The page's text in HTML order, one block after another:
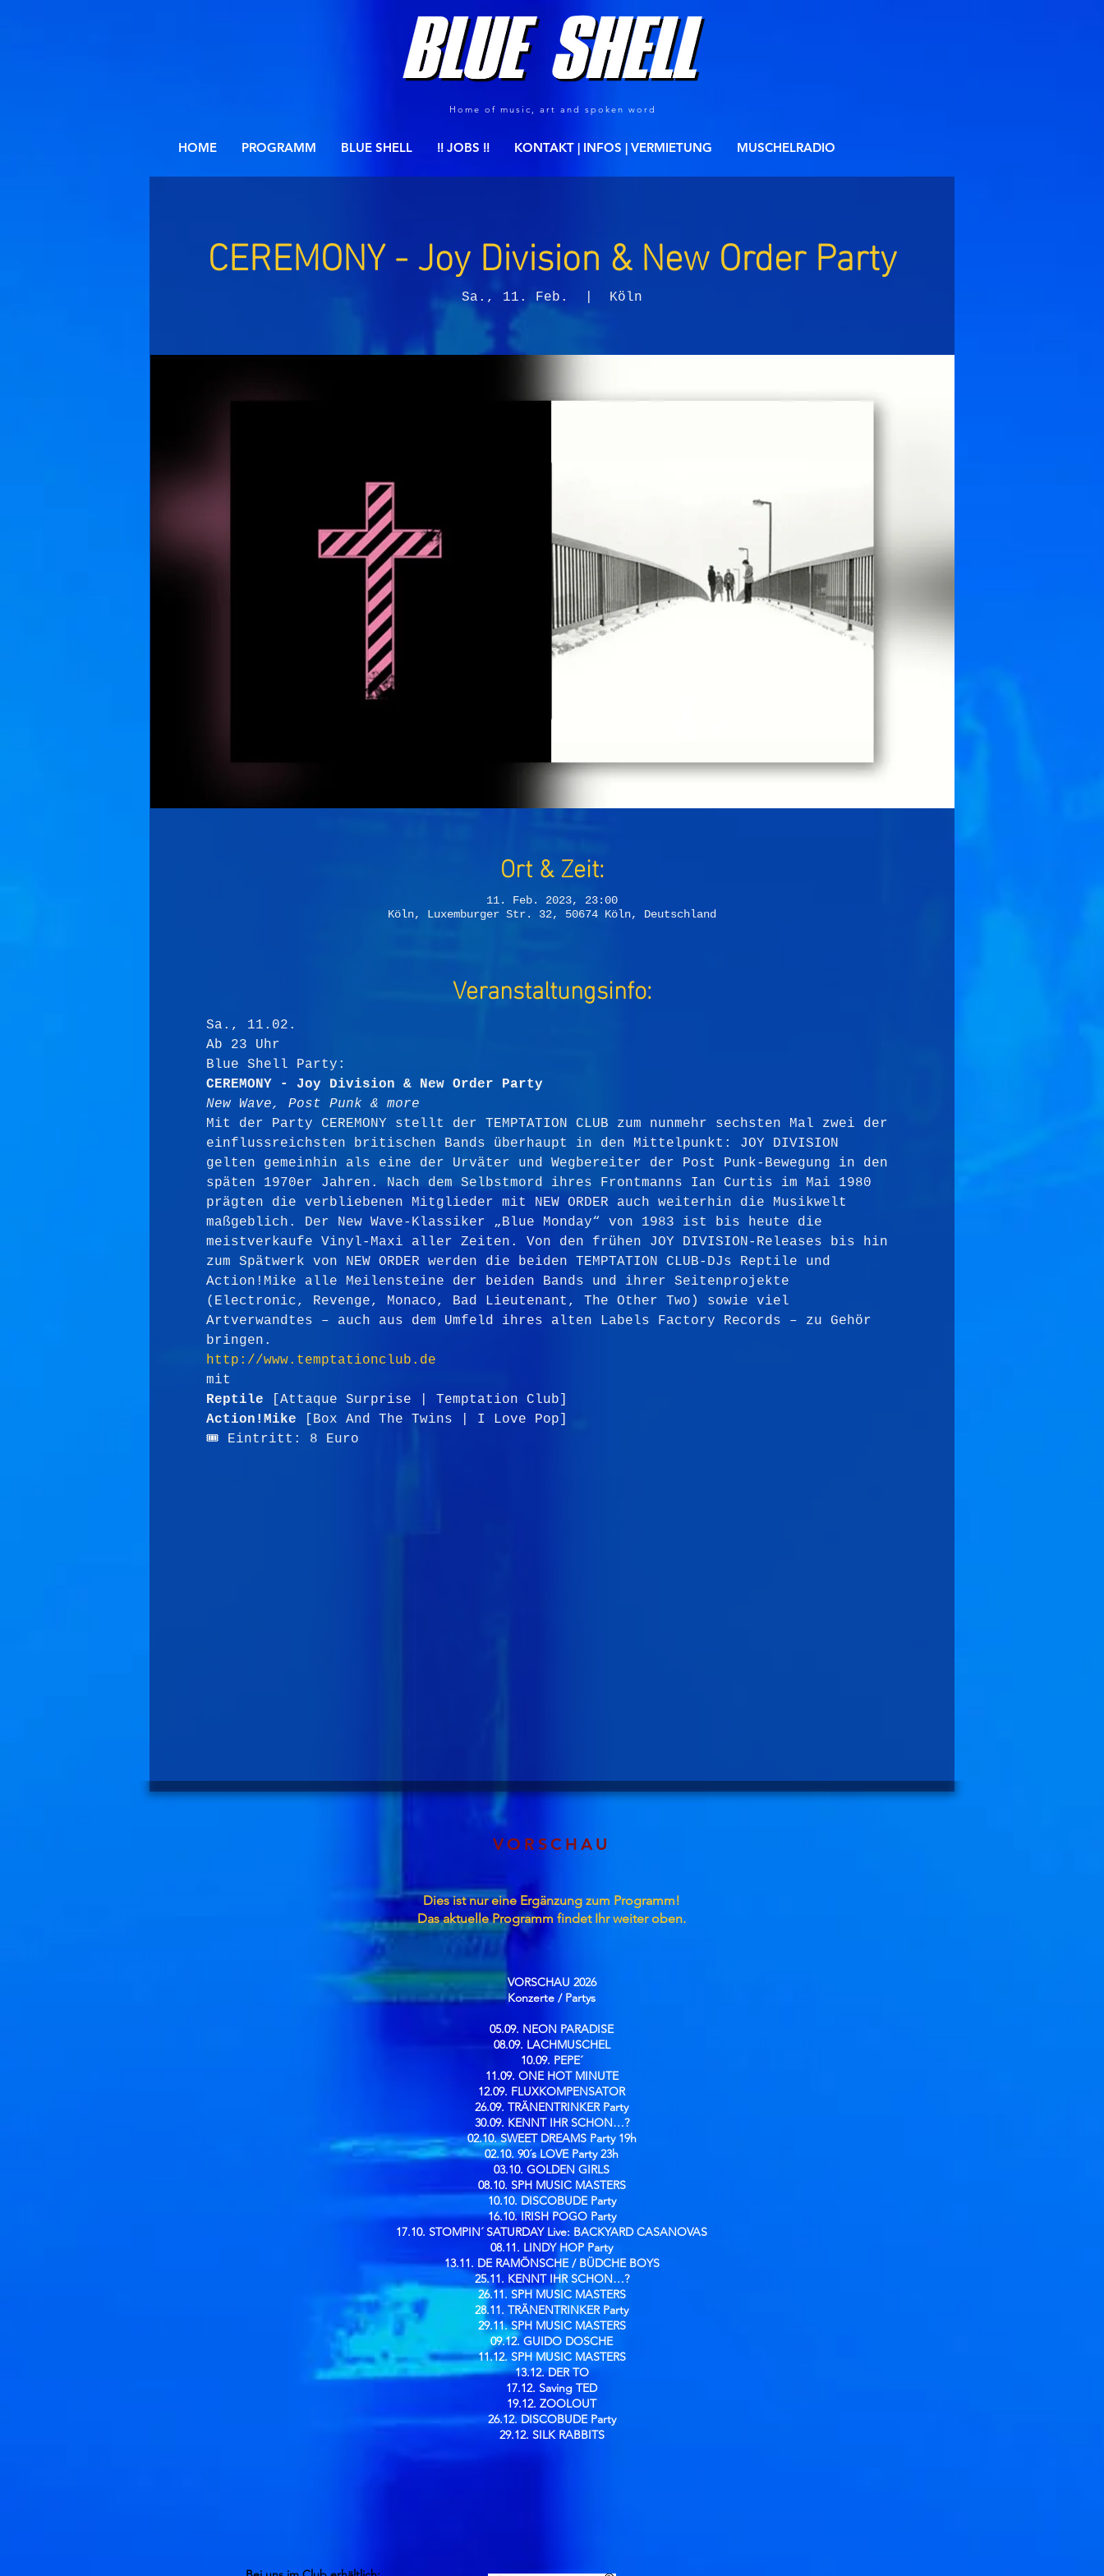
Home of music, art and spoken word
HOME PROGRAMM BLUE SHELL !! JOBS !! KONTAKT | INFOS | VERMIETUNG MUSCHELRADIO
CEREMONY - Joy Division & New Order Party
Sa., 11. Feb. Köln
Ort & Zeit:
11. Feb. 2023, 23:00
Köln, Luxemburger Str. 32, 50674 Köln, Deutschland
Veranstaltungsinfo:
Sa., 11.02.
Ab 23 Uhr
Blue Shell Party:
CEREMONY - Joy Division & New Order Party
New Wave, Post Punk & more
Mit der Party CEREMONY stellt der TEMPTATION CLUB zum nunmehr sechsten Mal zwei der
einflussreichsten britischen Bands überhaupt in den Mittelpunkt: JOY DIVISION
gelten gemeinhin als eine der Urväter und Wegbereiter der Post Punk-Bewegung in den
späten 1970er Jahren. Nach dem Selbstmord ihres Frontmanns Ian Curtis im Mai 1980
prägten die verbliebenen Mitglieder mit NEW ORDER auch weiterhin die Musikwelt
maßgeblich. Der New Wave-Klassiker „Blue Monday“ von 1983 ist bis heute die
meistverkaufe Vinyl-Maxi aller Zeiten. Von den frühen JOY DIVISION-Releases bis hin
zum Spätwerk von NEW ORDER werden die beiden TEMPTATION CLUB-DJs Reptile und
Action!Mike alle Meilensteine der beiden Bands und ihrer Seitenprojekte
(Electronic, Revenge, Monaco, Bad Lieutenant, The Other Two) sowie viel
Artverwandtes – auch aus dem Umfeld ihres alten Labels Factory Records – zu Gehör
bringen.
http://www.temptationclub.de
mit
Reptile [Attaque Surprise | Temptation Club]
Action!Mike [Box And The Twins | I Love Pop]
🎟 Eintritt: 8 Euro
VORSCHAU
Dies ist nur eine Ergänzung zum Programm!
Das aktuelle Programm findet Ihr weiter oben.
VORSCHAU 2026
Konzerte / Partys​
05.09. NEON PARADISE
08.09. LACHMUSCHEL
10.09. PEPE´
11.09. ONE HOT MINUTE
12.09. FLUXKOMPENSATOR
26.09. TRÄNENTRINKER Party
30.09. KENNT IHR SCHON…?
02.10. SWEET DREAMS Party 19h
02.10. 90´s LOVE Party 23h
03.10. GOLDEN GIRLS
08.10. SPH MUSIC MASTERS
10.10. DISCOBUDE Party
16.10. IRISH POGO Party
17.10. STOMPIN´ SATURDAY Live: BACKYARD CASANOVAS
08.11. LINDY HOP Party
13.11. DE RAMÖNSCHE / BÜDCHE BOYS
25.11. KENNT IHR SCHON…?
26.11. SPH MUSIC MASTERS
28.11. TRÄNENTRINKER Party
29.11. SPH MUSIC MASTERS
09.12. GUIDO DOSCHE
11.12. SPH MUSIC MASTERS
13.12. DER TO
17.12. Saving TED
19.12. ZOOLOUT
26.12. DISCOBUDE Party
29.12. SILK RABBITS